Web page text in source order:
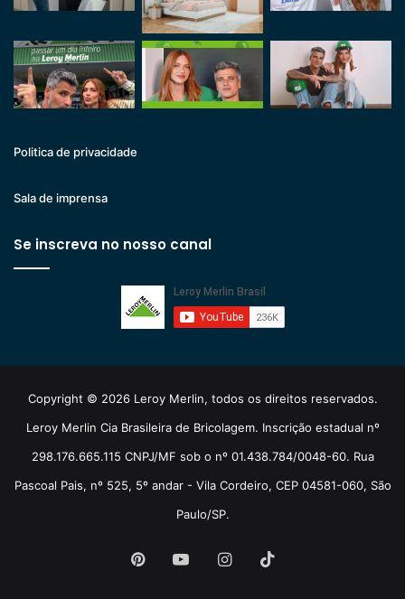
Politica de privacidade
Sala de imprensa
Se inscreva no nosso canal
Copyright © 2026 Leroy Merlin, todos os direitos reservados.
Leroy Merlin Cia Brasileira de Bricolagem. Inscrição estadual nº
298.176.665.115 CNPJ/MF sob o nº 01.438.784/0048-60. Rua
Pascoal Pais, nº 525, 5º andar - Vila Cordeiro, CEP 04581-060, São
Paulo/SP.
PinterestYouTubeInstagram